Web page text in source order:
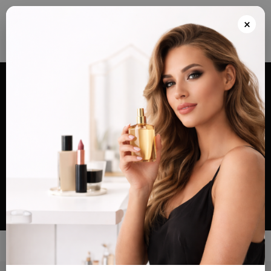
Envios grátis a partir de 100€ para Portugal e Continental e Península Espanhola
ou Levante e pague as suas encomendas nas nossas instalações em Almada
após realizar o seu pedido(indicar no final do pedido)
×